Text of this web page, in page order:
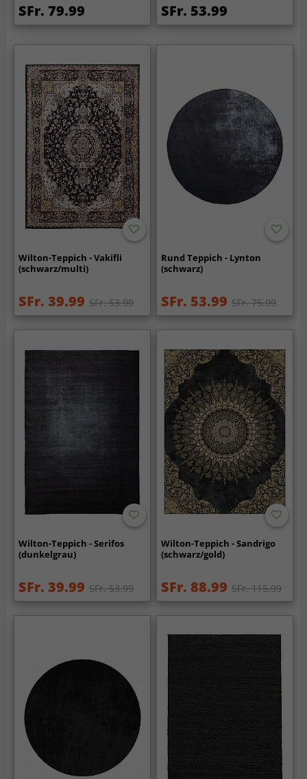
SFr. 79.99 SFr. 53.99
Wilton-Teppich - Vakifli
(schwarz/multi)
SFr. 39.99 SFr. 53.99
Rund Teppich - Lynton
(schwarz)
SFr. 53.99 SFr. 75.99
Wilton-Teppich - Serifos
(dunkelgrau)
SFr. 39.99 SFr. 53.99
Wilton-Teppich - Sandrigo
(schwarz/gold)
SFr. 88.99 SFr. 115.99